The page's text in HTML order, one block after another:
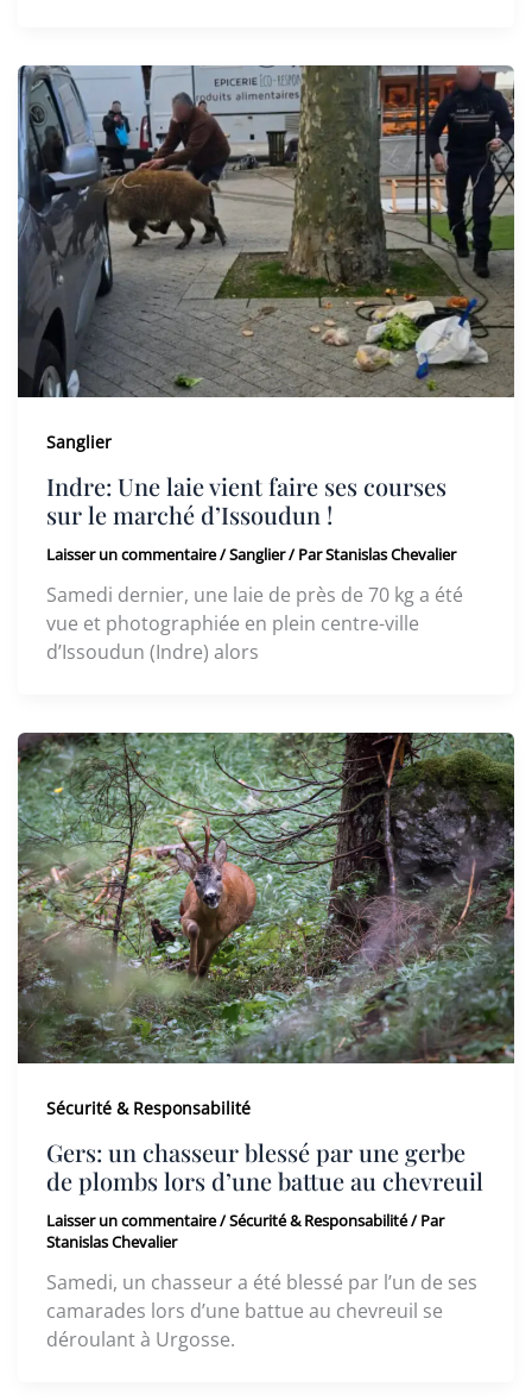
Sanglier
Indre: Une laie vient faire ses courses
sur le marché d’Issoudun !
Laisser un commentaire/Sanglier/ ParStanislas Chevalier
Samedi dernier, une laie de près de 70 kg a été
vue et photographiée en plein centre-ville
d’Issoudun (Indre) alors
Sécurité & Responsabilité
Gers: un chasseur blessé par une gerbe
de plombs lors d’une battue au chevreuil
Laisser un commentaire/Sécurité & Responsabilité/ Par
Stanislas Chevalier
Samedi, un chasseur a été blessé par l’un de ses
camarades lors d’une battue au chevreuil se
déroulant à Urgosse.